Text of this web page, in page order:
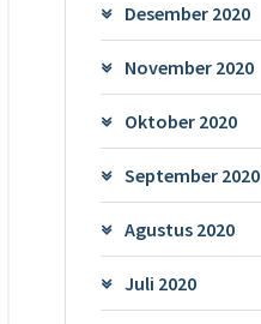
Desember 2020
November 2020
Oktober 2020
September 2020
Agustus 2020
Juli 2020